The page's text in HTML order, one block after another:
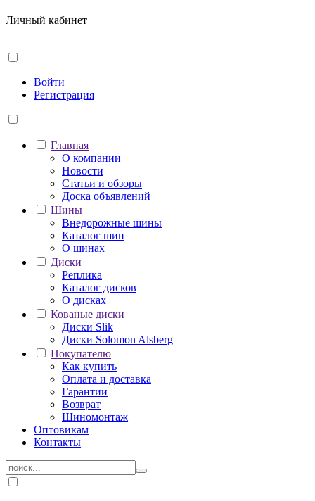
Личный кабинет
Войти
Регистрация
Главная
О компании
Новости
Статьи и обзоры
Доска объявлений
Шины
Внедорожные шины
Каталог шин
О шинах
Диски
Реплика
Каталог дисков
О дисках
Кованые диски
Диски Slik
Диски Solomon Alsberg
Покупателю
Как купить
Оплата и доставка
Гарантии
Возврат
Шиномонтаж
Оптовикам
Контакты